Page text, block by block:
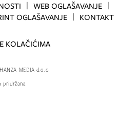
WEB OGLAŠAVANJE
OGLAŠAVANJE KONTAKT
KOLAČIĆIMA
HANZA MEDIA d.o.o
pridržana